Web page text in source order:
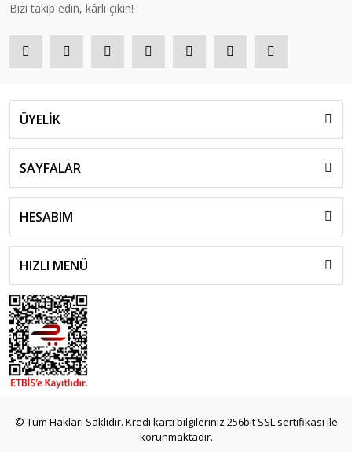
Bizi takip edin, kârlı çıkın!
ÜYELİK
SAYFALAR
HESABIM
HIZLI MENÜ
© Tüm Hakları Saklıdır. Kredi kartı bilgileriniz 256bit SSL sertifikası ile
korunmaktadır.